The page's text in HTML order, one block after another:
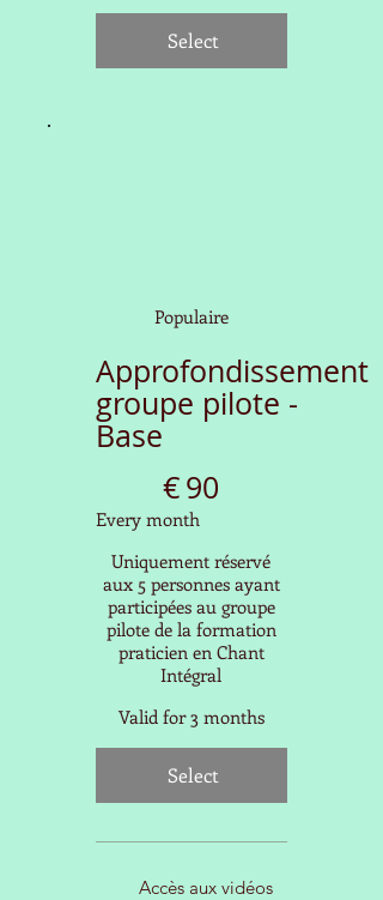
Select
Populaire
Approfondissement
groupe pilote -
Base
€90
Every month
Uniquement réservé
aux 5 personnes ayant
participées au groupe
pilote de la formation
praticien en Chant
Intégral
Valid for 3 months
Select
Accès aux vidéos